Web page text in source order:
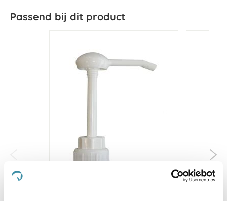
Passend bij dit product
jerrycan LinseedOil
NAF